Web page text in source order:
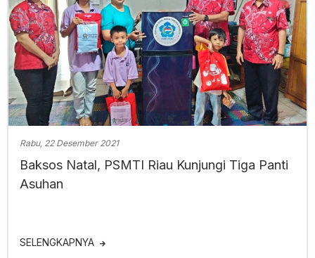
Rabu, 22 Desember 2021
Baksos Natal, PSMTI Riau Kunjungi Tiga Panti
Asuhan
SELENGKAPNYA